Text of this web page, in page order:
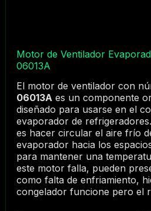
Motor de Ventilador
06013A
El motor de ventilador con
06013Aes un componente
diseñado para usarse en el
evaporador de
es hacer circular el aire frío
evaporador hacia los
para mantener una
este motor falla, pueden
como falta de enfriamiento,
congelador funcione pero el